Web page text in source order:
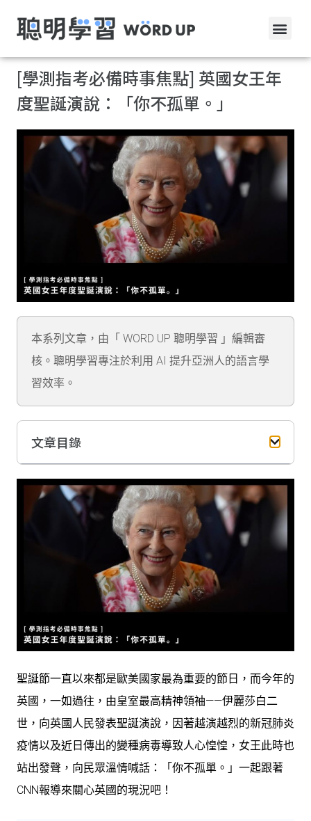
[學測指考必備時事焦點] 英國女王年
度聖誕演說：「你不孤單。」
本系列文章，由「 WORD UP 聰明學習 」編輯審
核。聰明學習專注於利用 AI 提升亞洲人的語言學
習效率。
文章目錄
聖誕節一直以來都是歐美國家最為重要的節日，而今年的
英國，一如過往，由皇室最高精神領袖——伊麗莎白二
世，向英國人民發表聖誕演說，因著越演越烈的新冠肺炎
疫情以及近日傳出的變種病毒導致人心惶惶，女王此時也
站出發聲，向民眾溫情喊話：「你不孤單。」一起跟著
CNN報導來關心英國的現況吧！